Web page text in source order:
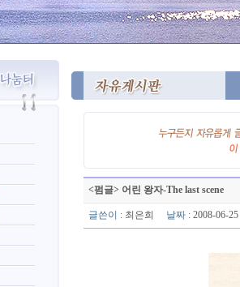
<펌글> 어린 왕자-The last scene
글쓴이 : 최은희 날짜 : 2008-06-